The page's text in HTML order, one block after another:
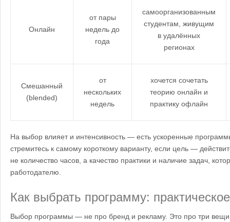
Онлайн
от пары
недель до
года
самоорганизованным
студентам, живущим
в удалённых
регионах
Смешанный
(blended)
от
нескольких
недель
хочется сочетать
теорию онлайн и
практику офлайн
На выбор влияет и интенсивность — есть ускоренные
стремитесь к самому короткому варианту, если цель —
не количество часов, а качество практики и наличие задач,
работодателю.
Как выбрать программу:
Выбор программы — не про бренд и рекламу. Это про три